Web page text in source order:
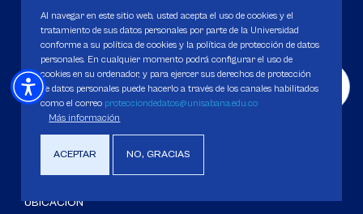
WhatsApp: +57 3205164838
Correo electrónico para inquietudes generales y servicios de la
Universidad
servicious@unisabana.edu.co
Contacto únicamente para notificaciones legales.
No se responderán otros temas que no sean de tipo legal.
notificacioneslegales@unisabana.edu.co
UBICACIÓN
Al navegar en este sitio web, usted acepta el uso de cookies y el
tratamiento de sus datos personales por parte de la Universidad
conforme a su política de cookies y la política de protección de datos
personales. En cualquier momento podrá configurar el uso de
cookies en su ordenador, y para ejercer sus derechos de protección
de datos personales puede hacerlo a través de los canales habilitados
como el correo protecciondedatos@unisabana.edu.co
Más información
ACEPTAR NO, GRACIAS